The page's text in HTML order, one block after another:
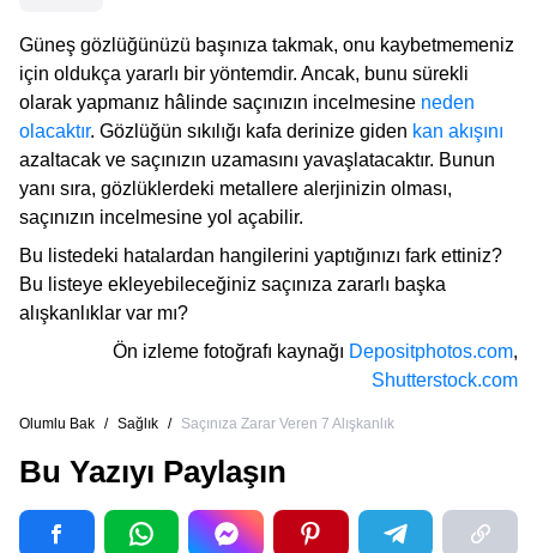
Güneş gözlüğünüzü başınıza takmak, onu kaybetmemeniz
için oldukça yararlı bir yöntemdir. Ancak, bunu sürekli
olarak yapmanız hâlinde saçınızın incelmesine neden
olacaktır. Gözlüğün sıkılığı kafa derinize giden kan akışını
azaltacak ve saçınızın uzamasını yavaşlatacaktır. Bunun
yanı sıra, gözlüklerdeki metallere alerjinizin olması,
saçınızın incelmesine yol açabilir.
Bu listedeki hatalardan hangilerini yaptığınızı fark ettiniz?
Bu listeye ekleyebileceğiniz saçınıza zararlı başka
alışkanlıklar var mı?
Ön izleme fotoğrafı kaynağı Depositphotos.com,
Shutterstock.com
Olumlu Bak / Sağlık / Saçınıza Zarar Veren 7 Alışkanlık
Bu Yazıyı Paylaşın